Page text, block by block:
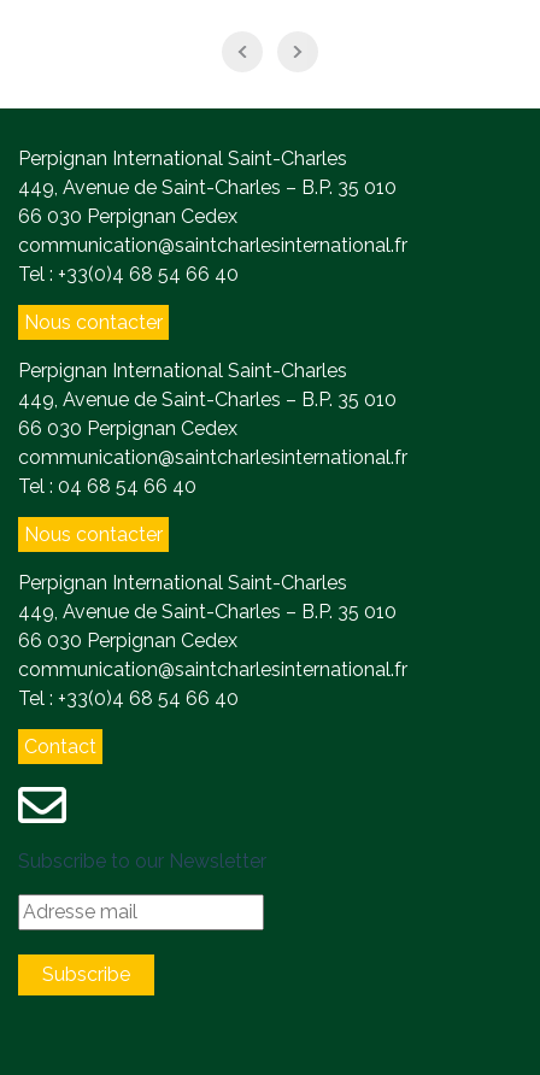
Perpignan International Saint-Charles
449, Avenue de Saint-Charles – B.P. 35 010
66 030 Perpignan Cedex
communication@saintcharlesinternational.fr
Tel : +33(0)4 68 54 66 40
Nous contacter
Perpignan International Saint-Charles
449, Avenue de Saint-Charles – B.P. 35 010
66 030 Perpignan Cedex
communication@saintcharlesinternational.fr
Tel : 04 68 54 66 40
Nous contacter
Perpignan International Saint-Charles
449, Avenue de Saint-Charles – B.P. 35 010
66 030 Perpignan Cedex
communication@saintcharlesinternational.fr
Tel : +33(0)4 68 54 66 40
Contact
Subscribe to our Newsletter
Subscribe